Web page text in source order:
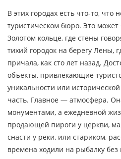
В этих городах есть что-то, что
туристическом бюро. Это может
Золотом кольце, где стены
тихий городок на берегу Лены,
причала, как сто лет назад.
объекты, привлекающие
уникальности или
часть. Главное — атмосфера.
монументами, а ежедневной
продающей пироги у церкви,
снасти у реки, или стариком,
времена ходили на рыбалку без